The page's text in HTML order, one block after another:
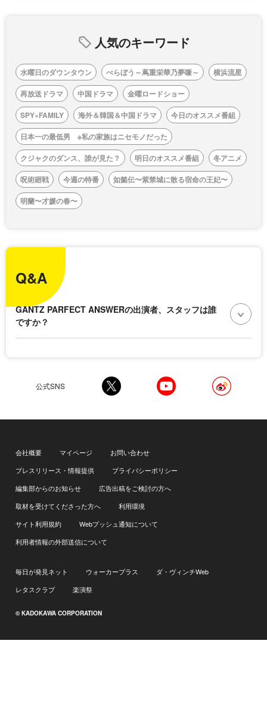
人気のキーワード
水曜日のダウンタウン べらぼう～蔦重栄華乃夢噺～
横浜流星
再放送ドラマ
中国ドラマ
金曜ロードショー
SPY×FAMILY
海外＆韓国＆中国ドラマ
今日のオススメ番組
日本一の最低男 ※私の家族はニセモノだった
クジャクのダンス、誰が見た？
明日のオススメ番組
冬アニメ
呪術廻戦
今週の特番
如懿伝〜紫禁城に散る宿命の王妃〜
明蘭〜才媛の春〜
Q&A
GANTZ PARFECT ANSWERの出演者、スタッフは誰
ですか？
公式SNS
会社概要 マイページ
お問い合わせ
プレスリリース・情報提供
プライバシーポリシー
編集部からのお知らせ
広告出稿をご検討の方へ
取材を受けてくださった方へ
利用環境
サイト利用規約
Webプッシュ通知について
利用者情報の外部送信について
毎日が発見ネット ウォーカープラス
ダ・ヴィンチWeb
レタスクラブ
楽演祭
© KADOKAWA CORPORATION